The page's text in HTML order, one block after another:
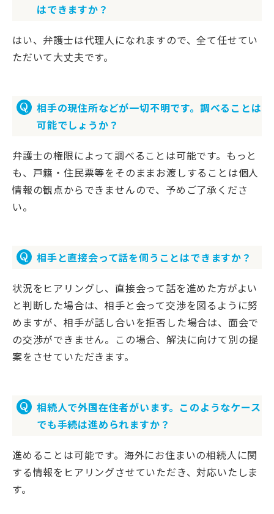
はできますか？
はい、弁護士は代理人になれますので、全て任せてい
ただいて大丈夫です。
相手の現住所などが一切不明です。調べることは
可能でしょうか？
弁護士の権限によって調べることは可能です。もっと
も、戸籍・住民票等をそのままお渡しすることは個人
情報の観点からできませんので、予めご了承くださ
い。
相手と直接会って話を伺うことはできますか？
状況をヒアリングし、直接会って話を進めた方がよい
と判断した場合は、相手と会って交渉を図るように努
めますが、相手が話し合いを拒否した場合は、面会で
の交渉ができません。この場合、解決に向けて別の提
案をさせていただきます。
相続人で外国在住者がいます。このようなケース
でも手続は進められますか？
進めることは可能です。海外にお住まいの相続人に関
する情報をヒアリングさせていただき、対応いたしま
す。